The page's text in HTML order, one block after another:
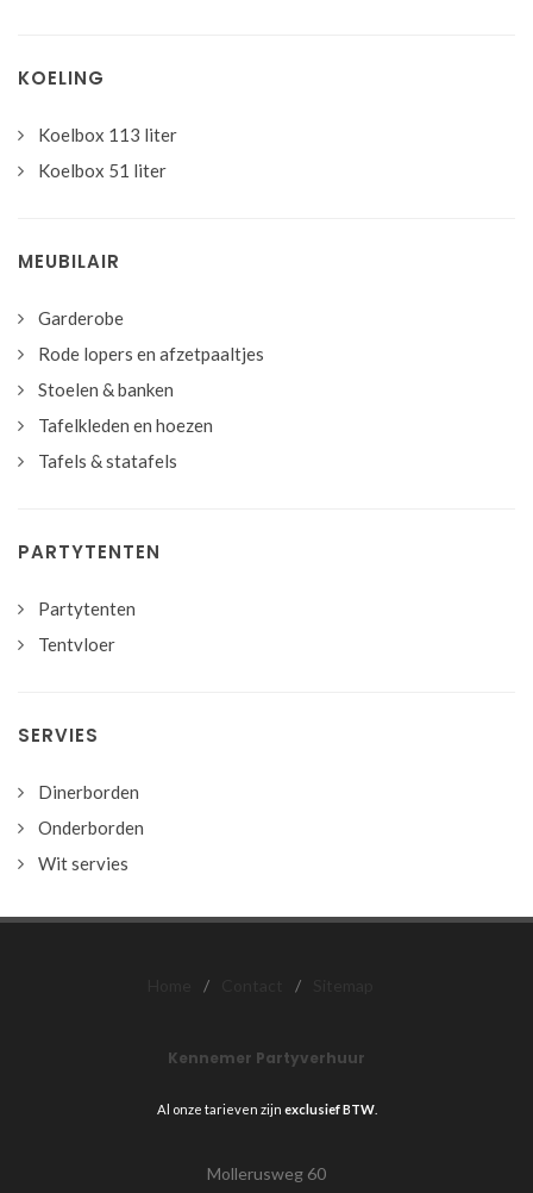
KOELING
Koelbox 113 liter
Koelbox 51 liter
MEUBILAIR
Garderobe
Rode lopers en afzetpaaltjes
Stoelen & banken
Tafelkleden en hoezen
Tafels & statafels
PARTYTENTEN
Partytenten
Tentvloer
SERVIES
Dinerborden
Onderborden
Wit servies
Kennemer Partyverhuur
Al onze tarieven zijn exclusief BTW.
Mollerusweg 60
/ /